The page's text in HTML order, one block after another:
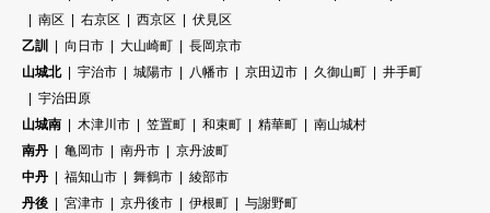
南区
右京区 西京区
伏見区
乙訓
向日市 大山崎町
長岡京市
山城北
宇治市 城陽市 八幡市 京田辺市 久御山町
井手町
宇治田原
山城南
木津川市 笠置町 和束町 精華町
南山城村
南丹
亀岡市 南丹市
京丹波町
中丹
福知山市 舞鶴市
綾部市
丹後
宮津市 京丹後市 伊根町 与謝野町